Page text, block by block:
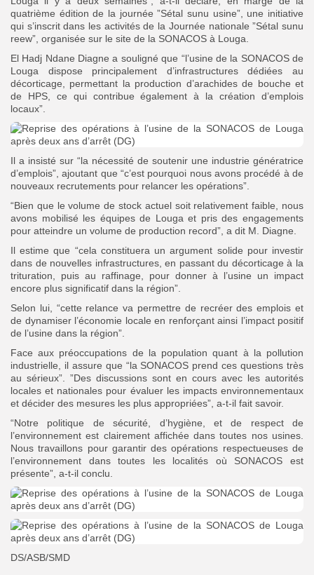
quatrième édition de la journée ”Sétal sunu usine”, une initiative
qui s’inscrit dans les activités de la Journée nationale ”Sétal sunu
reew”, organisée sur le site de la SONACOS à Louga.
El Hadj Ndane Diagne a souligné que “l’usine de la SONACOS de
Louga dispose principalement d’infrastructures dédiées au
décorticage, permettant la production d’arachides de bouche et
de HPS, ce qui contribue également à la création d’emplois
locaux”.
Il a insisté sur “la nécessité de soutenir une industrie génératrice
d’emplois”, ajoutant que “c’est pourquoi nous avons procédé à de
nouveaux recrutements pour relancer les opérations”.
“Bien que le volume de stock actuel soit relativement faible, nous
avons mobilisé les équipes de Louga et pris des engagements
pour atteindre un volume de production record”, a dit M. Diagne.
Il estime que “cela constituera un argument solide pour investir
dans de nouvelles infrastructures, en passant du décorticage à la
trituration, puis au raffinage, pour donner à l’usine un impact
encore plus significatif dans la région”.
Selon lui, “cette relance va permettre de recréer des emplois et
de dynamiser l’économie locale en renforçant ainsi l’impact positif
de l’usine dans la région”.
Face aux préoccupations de la population quant à la pollution
industrielle, il assure que “la SONACOS prend ces questions très
au sérieux”. ”Des discussions sont en cours avec les autorités
locales et nationales pour évaluer les impacts environnementaux
et décider des mesures les plus appropriées”, a-t-il fait savoir.
“Notre politique de sécurité, d’hygiène, et de respect de
l’environnement est clairement affichée dans toutes nos usines.
Nous travaillons pour garantir des opérations respectueuses de
l’environnement dans toutes les localités où SONACOS est
présente”, a-t-il conclu.
DS/ASB/SMD